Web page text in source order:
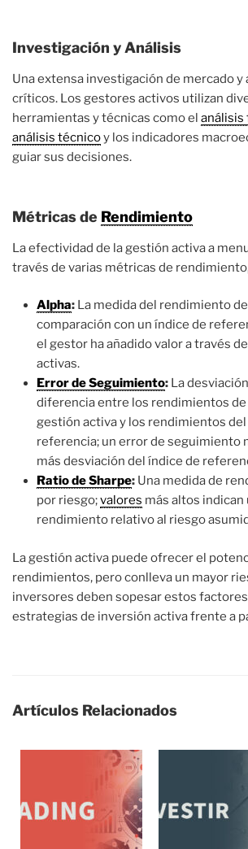
Investigación y Análisis
Una extensa investigación de mercado y
críticos. Los gestores activos utilizan
herramientas y técnicas como el análisis
análisis técnicoy los indicadores
guiar sus decisiones.
Métricas de Rendimiento
La efectividad de la gestión activa a
través de varias métricas de
Alpha: La medida del rendimiento
comparación con un índice de
el gestor ha añadido valor a través
activas.
Error de Seguimiento: La
diferencia entre los rendimientos de
gestión activa y los rendimientos
referencia; un error de seguimiento
más desviación del índice de
Ratio de Sharpe: Una medida de
por riesgo;valores más altos indican
rendimiento relativo al riesgo
La gestión activa puede ofrecer el
rendimientos, pero conlleva un mayor
inversores deben sopesar estos
estrategias de inversión activa frente a
Artículos Relacionados